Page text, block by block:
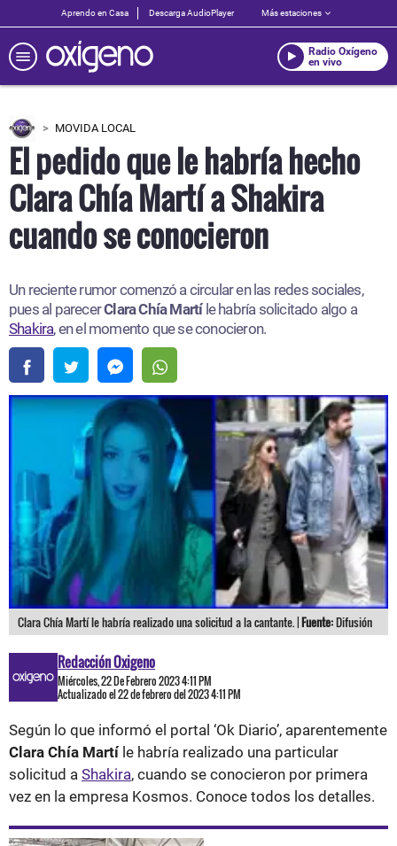
Aprendo en Casa Descarga AudioPlayer Más estaciones
Radio Oxígeno
en vivo
MOVIDA LOCAL
El pedido que le habría hecho
Clara Chía Martí a Shakira
cuando se conocieron
Un reciente rumor comenzó a circular en las redes sociales,
pues al parecerClara Chía Martíle habría solicitado algo a
Shakira, en el momento que se conocieron.
Clara Chía Martí le habría realizado una solicitud a la cantante. |Fuente:Difusión
Redacción Oxigeno
Miércoles, 22 De Febrero 2023 4:11 PM
Actualizado el 22 de febrero del 2023 4:11 PM
Según lo que informó el portal ‘Ok Diario’, aparentemente
Clara Chía Martíle habría realizado una particular
solicitud a Shakira, cuando se conocieron por primera
vez en la empresa Kosmos. Conoce todos los detalles.